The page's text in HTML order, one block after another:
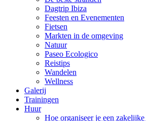
Dagtrip Ibiza
Feesten en Evenementen
Fietsen
Markten in de omgeving
Natuur
Paseo Ecologico
Reistips
Wandelen
Wellness
Galerij
Trainingen
Huur
Hoe organiseer je een zakelijke